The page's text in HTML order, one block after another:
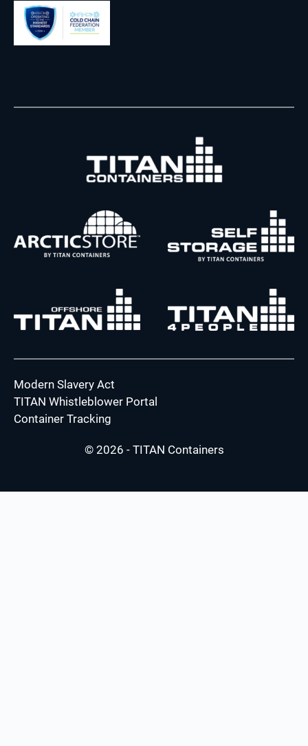
Modern Slavery Act
TITAN Whistleblower Portal
Container Tracking
© 2026 - TITAN Containers